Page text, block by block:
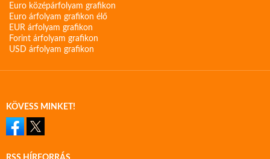
Euro középárfolyam grafikon
Euro árfolyam grafikon élő
EUR árfolyam grafikon
Forint árfolyam grafikon
USD árfolyam grafikon
KÖVESS MINKET!